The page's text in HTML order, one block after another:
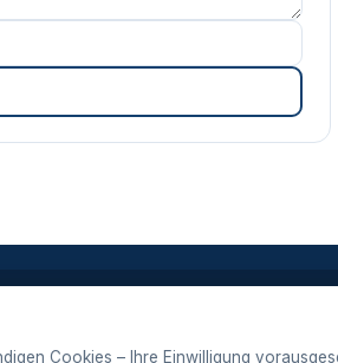
A–Z Kfz-
Cookies – Ihre Einwilligung